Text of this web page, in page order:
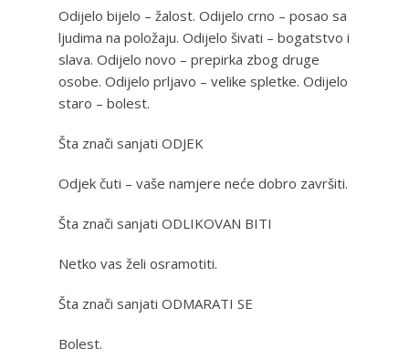
Odijelo bijelo – žalost. Odijelo crno – posao sa
ljudima na položaju. Odijelo šivati – bogatstvo i
slava. Odijelo novo – prepirka zbog druge
osobe. Odijelo prljavo – velike spletke. Odijelo
staro – bolest.
Šta znači sanjati ODJEK
Odjek čuti – vaše namjere neće dobro završiti.
Šta znači sanjati ODLIKOVAN BITI
Netko vas želi osramotiti.
Šta znači sanjati ODMARATI SE
Bolest.